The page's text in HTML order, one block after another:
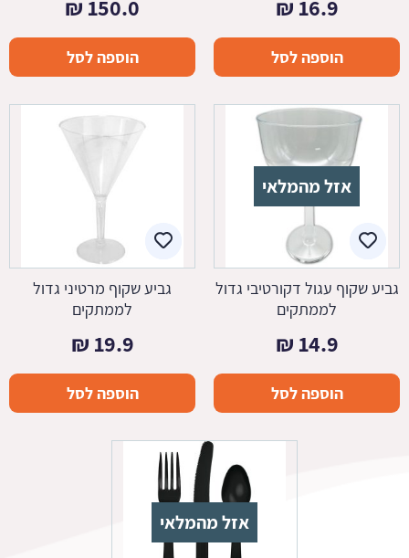
16.9
₪
הוספה לסל
150.0
₪
הוספה לסל
אזל מהמלאי
גביע שקוף עגול דקורטיבי גדול
לממתקים
14.9
₪
הוספה לסל
גביע שקוף מרטיני גדול
לממתקים
19.9
₪
הוספה לסל
אזל מהמלאי